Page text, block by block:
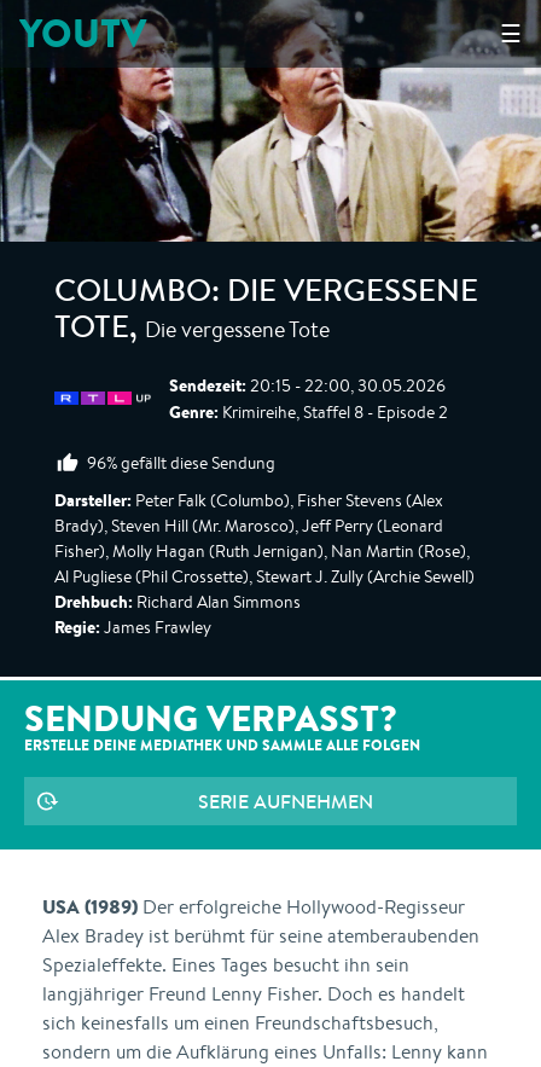
☰
YOUTV
COLUMBO: DIE VERGESSENE
TOTE, Die vergessene Tote
Sendezeit: 20:15 - 22:00, 30.05.2026
Genre: Krimireihe, Staffel 8 - Episode 2
96% gefällt diese Sendung
Darsteller: Peter Falk (Columbo), Fisher Stevens (Alex
Brady), Steven Hill (Mr. Marosco), Jeff Perry (Leonard
Fisher), Molly Hagan (Ruth Jernigan), Nan Martin (Rose),
Al Pugliese (Phil Crossette), Stewart J. Zully (Archie Sewell)
Drehbuch: Richard Alan Simmons
Regie: James Frawley
SENDUNG VERPASST?
ERSTELLE DEINE MEDIATHEK UND SAMMLE ALLE FOLGEN
SERIE AUFNEHMEN
USA (1989) Der erfolgreiche Hollywood-Regisseur
Alex Bradey ist berühmt für seine atemberaubenden
Spezialeffekte. Eines Tages besucht ihn sein
langjähriger Freund Lenny Fisher. Doch es handelt
sich keinesfalls um einen Freundschaftsbesuch,
sondern um die Aufklärung eines Unfalls: Lenny kann